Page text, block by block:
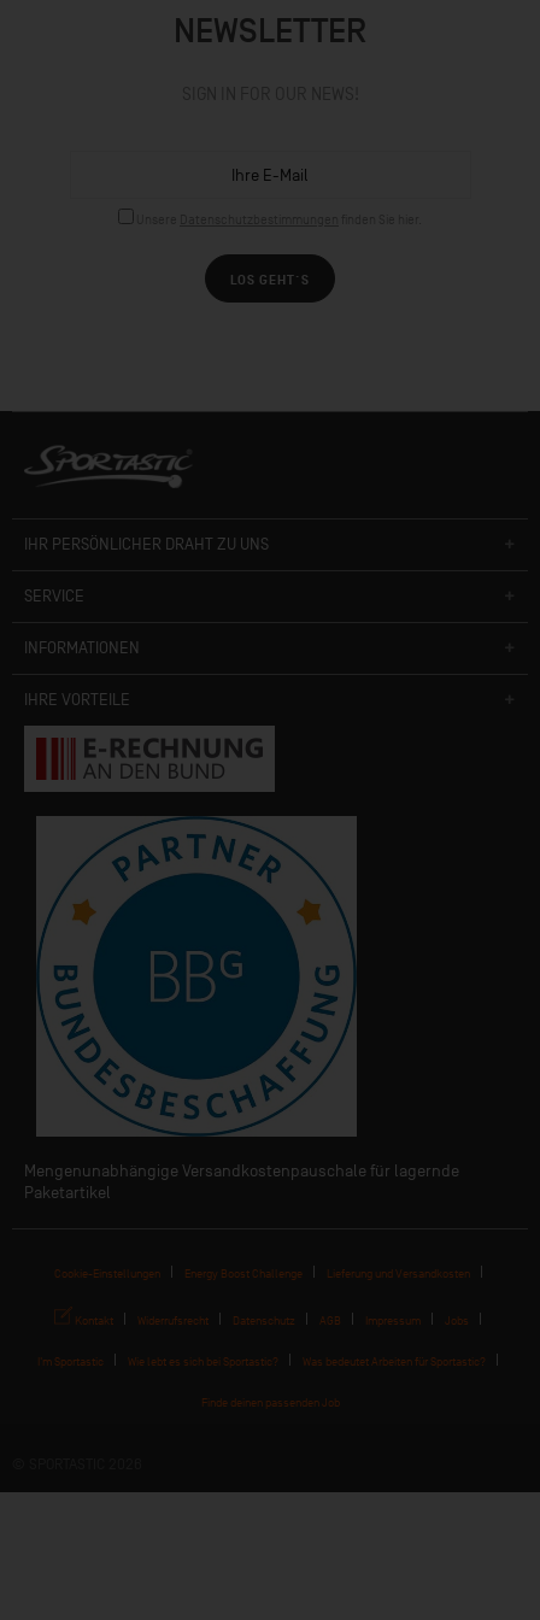
NEWSLETTER
LOS GEHT´S
IHR PERSÖNLICHER DRAHT ZU UNS
SERVICE
INFORMATIONEN
IHRE VORTEILE
Mengenunabhängige Versandkostenpauschale für lagernde
Paketartikel
Cookie-Einstellungen Energy Boost Challenge Lieferung und Versandkosten
Kontakt Widerrufsrecht Datenschutz AGB Impressum Jobs
I'm Sportastic Wie lebt es sich bei Sportastic? Was bedeutet Arbeiten für Sportastic?
Finde deinen passenden Job